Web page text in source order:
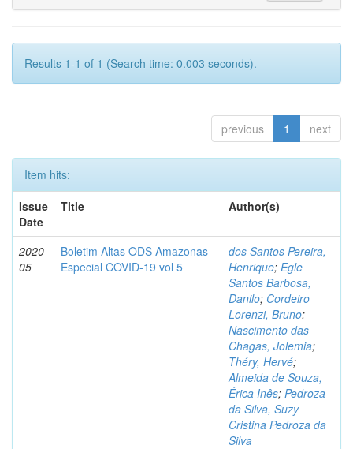
Results 1-1 of 1 (Search time: 0.003 seconds).
previous 1 next
Item hits:
Issue
Date
Title Author(s)
2020-
05
Boletim Altas ODS Amazonas -
Especial COVID-19 vol 5
dos Santos Pereira,
Henrique; Egle
Santos Barbosa,
Danilo; Cordeiro
Lorenzi, Bruno;
Nascimento das
Chagas, Jolemia;
Théry, Hervé;
Almeida de Souza,
Érica Inês; Pedroza
da Silva, Suzy
Cristina Pedroza da
Silva